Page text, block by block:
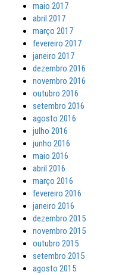
maio 2017
abril 2017
março 2017
fevereiro 2017
janeiro 2017
dezembro 2016
novembro 2016
outubro 2016
setembro 2016
agosto 2016
julho 2016
junho 2016
maio 2016
abril 2016
março 2016
fevereiro 2016
janeiro 2016
dezembro 2015
novembro 2015
outubro 2015
setembro 2015
agosto 2015